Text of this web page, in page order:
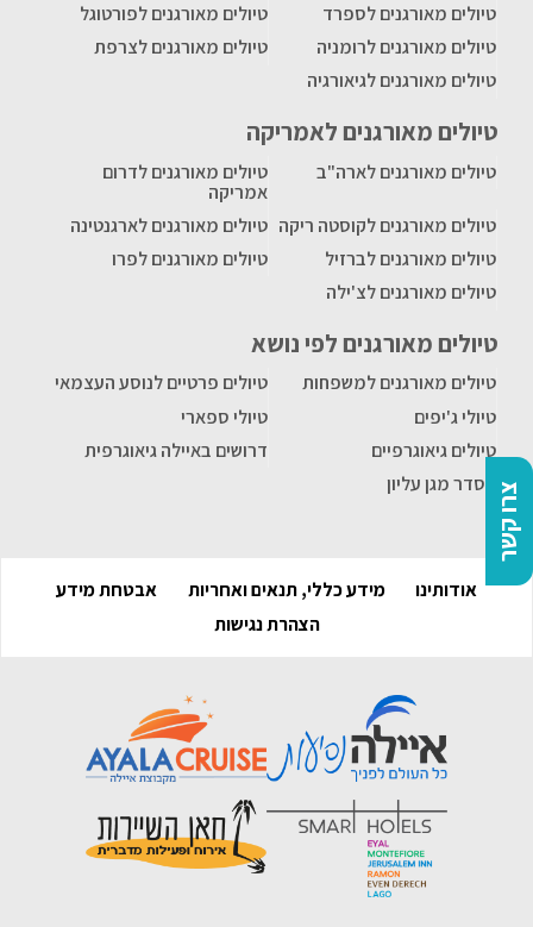
צרו קשר
טיולים מאורגנים לספרד
טיולים מאורגנים לפורטוגל
טיולים מאורגנים לרומניה
טיולים מאורגנים לצרפת
טיולים מאורגנים לגיאורגיה
טיולים מאורגנים לאמריקה
טיולים מאורגנים לארה"ב
טיולים מאורגנים לדרום
אמריקה
טיולים מאורגנים לקוסטה ריקה טיולים מאורגנים לארגנטינה
טיולים מאורגנים לברזיל
טיולים מאורגנים לפרו
טיולים מאורגנים לצ'ילה
טיולים מאורגנים לפי נושא
טיולים מאורגנים למשפחות
טיולים פרטיים לנוסע העצמאי
טיולי ג'יפים
טיולי ספארי
טיולים גיאוגרפיים
דרושים באיילה גיאוגרפית
הסדר מגן עליון
אודותינו מידע כללי, תנאים ואחריות
אבטחת מידע
הצהרת נגישות